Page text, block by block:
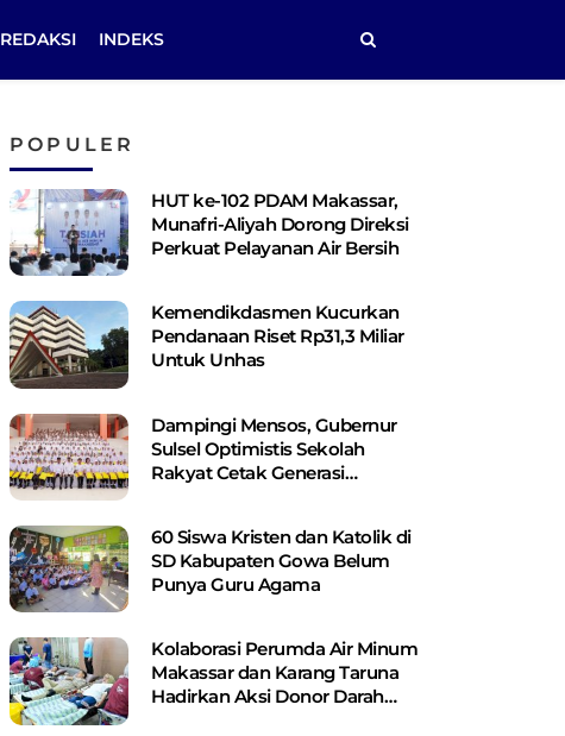
REDAKSI INDEKS
POPULER
HUT ke-102 PDAM Makassar,
Munafri-Aliyah Dorong Direksi
Perkuat Pelayanan Air Bersih
Kemendikdasmen Kucurkan
Pendanaan Riset Rp31,3 Miliar
Untuk Unhas
Dampingi Mensos, Gubernur
Sulsel Optimistis Sekolah
Rakyat Cetak Generasi
60 Siswa Kristen dan Katolik di
SD Kabupaten Gowa Belum
Punya Guru Agama
Kolaborasi Perumda Air Minum
Makassar dan Karang Taruna
Hadirkan Aksi Donor Darah